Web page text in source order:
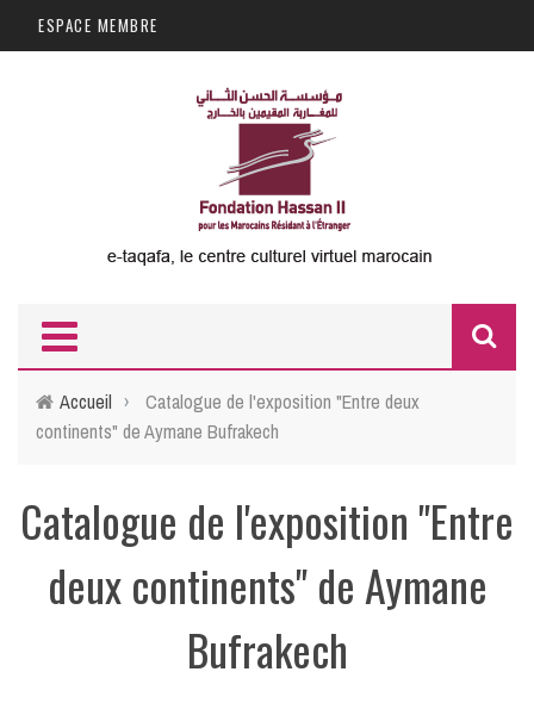
Aller au contenu principal
ESPACE MEMBRE
Accueil ›
Catalogue de l'exposition "Entre deux
continents" de Aymane Bufrakech
Catalogue de l'exposition "Entre
deux continents" de Aymane
Bufrakech